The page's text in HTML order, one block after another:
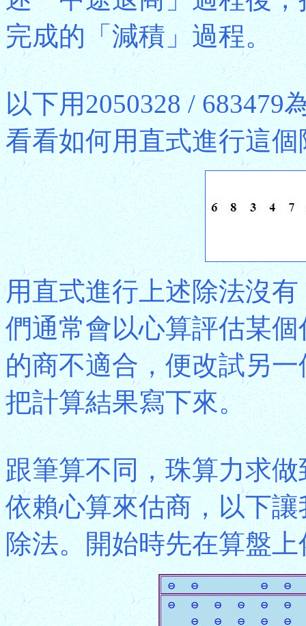
完成的「減積」過程。
以下用2050328 / 683479
看看如何用直式進行這個
用直式進行上述除法沒
們通常會以心算評估某
的商不適合，便改試另
把計算結果寫下來。
跟筆算不同，珠算力求
依賴心算來估商，以下
除法。開始時先在算盤